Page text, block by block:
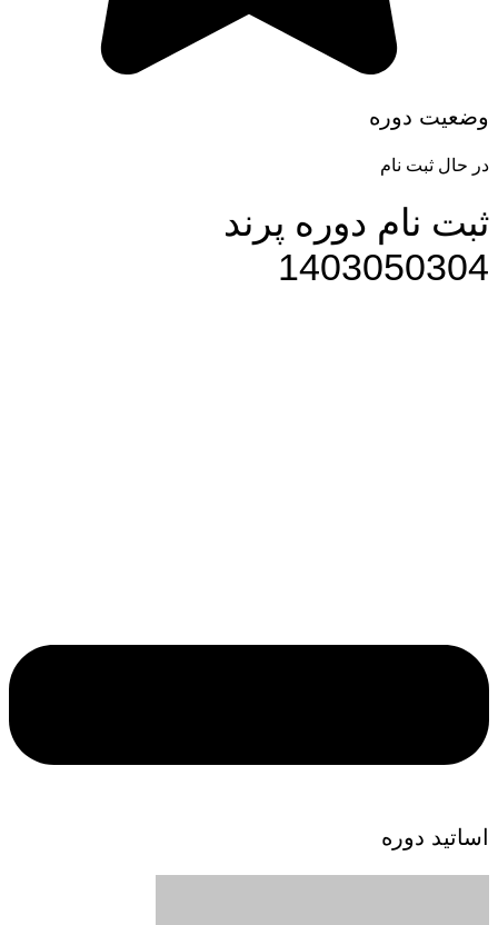
وضعیت دوره
در حال ثبت نام
ثبت نام دوره پرند
1403050304
اساتید دوره